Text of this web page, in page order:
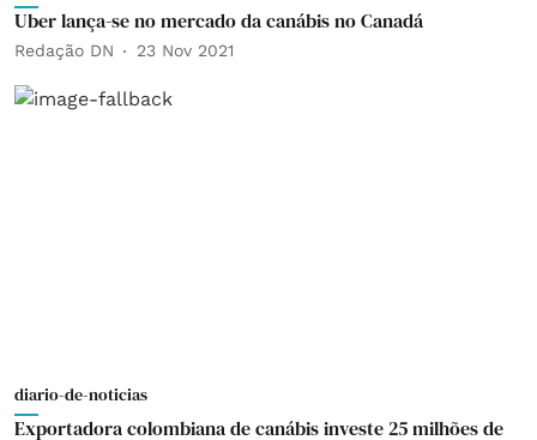
Uber lança-se no mercado da canábis no Canadá
Redação DN 23 Nov 2021
diario-de-noticias
Exportadora colombiana de canábis investe 25 milhões de